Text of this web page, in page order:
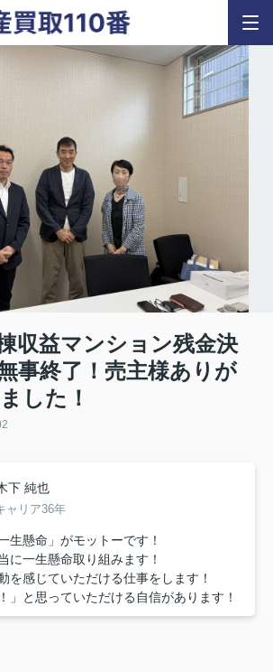
収益マンション残金決
事終了！売主様ありが
した！
下 純也
ャリア36年
生懸命」がモットーです！
に一生懸命取り組みます！
を感じていただける仕事をします！
」と思っていただける自信があります！